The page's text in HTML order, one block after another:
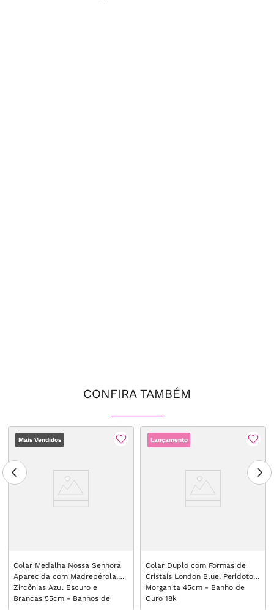
CONFIRA TAMBÉM
Mais Vendidos
Colar Medalha Nossa Senhora
Aparecida com Madrepérola,
Zircônias Azul Escuro e
Brancas 55cm - Banhos de
Lançamento
Colar Duplo com Formas de
Cristais London Blue, Peridoto e
Morganita 45cm - Banho de
Ouro 18k